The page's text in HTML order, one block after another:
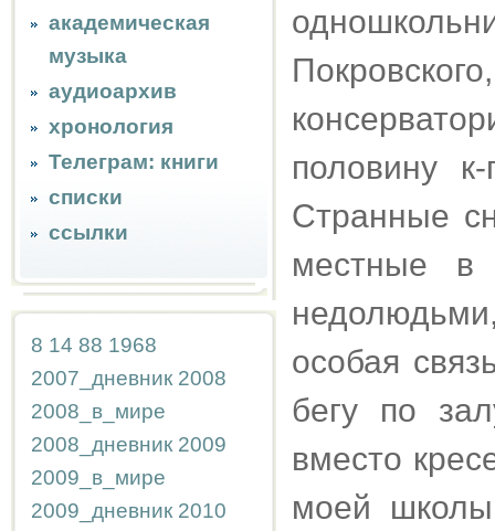
академическая
музыка
аудиоархив
хронология
Телеграм: книги
списки
ссылки
8 14 88 1968
2007_дневник 2008
2008_в_мире
2008_дневник 2009
2009_в_мире
2009_дневник 2010
половину
Странные
местные в
особая
бегу по
вместо
моей